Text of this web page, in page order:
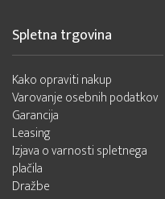
Spletna trgovina
Kako opraviti nakup
Varovanje osebnih podatkov
Garancija
Leasing
Izjava o varnosti spletnega
plačila
Dražbe